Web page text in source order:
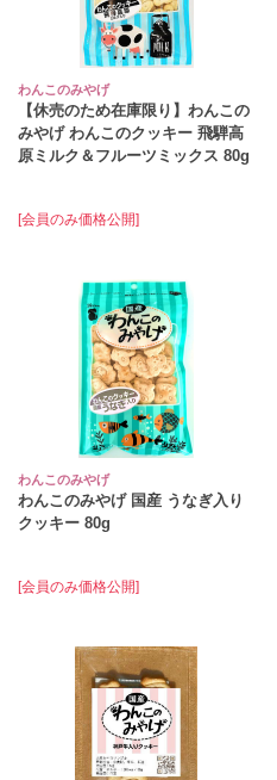
わんこのみやげ
【休売のため在庫限り】わんこの
みやげ わんこのクッキー 飛騨高
原ミルク＆フルーツミックス 80g
[会員のみ価格公開]
わんこのみやげ
わんこのみやげ 国産 うなぎ入り
クッキー 80g
[会員のみ価格公開]